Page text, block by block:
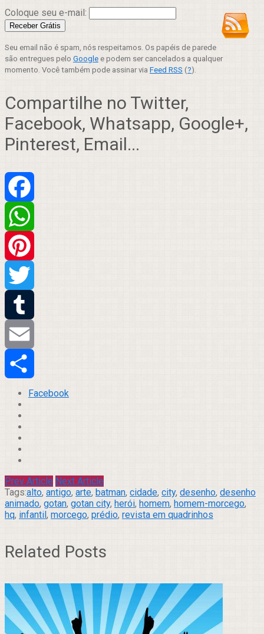
Coloque seu e-mail:
Seu email não é spam, nós respeitamos. Os papéis de parede
são entregues pelo Google e podem ser cancelados a qualquer
momento. Você também pode assinar via Feed RSS (?).
Compartilhe no Twitter,
Facebook, Whatsapp, Google+,
Pinterest, Email...
Facebook
WhatsApp
Pinterest
Twitter
Tumblr
Email
Compartilhar
Facebook
Prev Article Next Article
Tags:alto, antigo, arte, batman, cidade, city, desenho, desenho
animado, gotan, gotan city, herói, homem, homem-morcego,
hq, infantil, morcego, prédio, revista em quadrinhos
Related Posts